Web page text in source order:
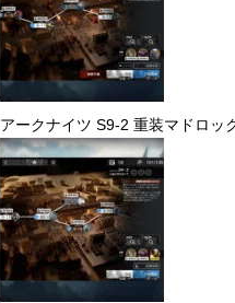
アークナイツ S9-2 重装マドロッ